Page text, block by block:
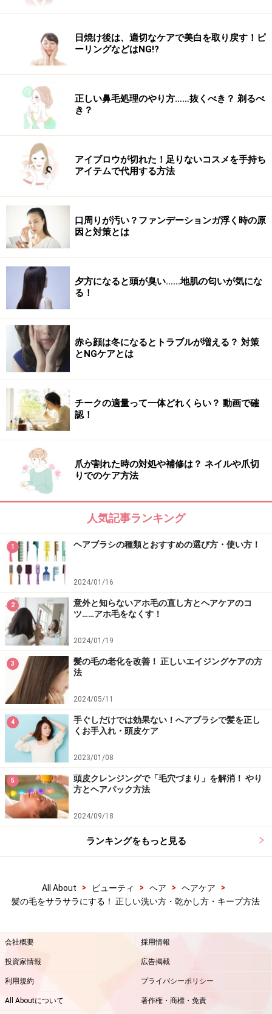
ですから、お風呂から上がったら自然乾燥でな
く、すぐにドライヤーで乾かして。最後に冷風
を当てることでキューティクルを引き締め、髪
の表面をなめらかに保ち、ダメージに対する備
出典： これって逆効果？ドライヤーの正しい使
い方Q&A [ヘアケア] All About
サラサラ美髪になる4つの方法1.シャンプー
前のブラッシングやり方
1.シャンプー前のブラッシングやり方
出典：
手ぐしだけでは効果ない！へアブラシで髪を正しくお手
入れ・頭皮ケア [ヘアケア] All About
シャンプー前に乾いた髪を1分間ブラッシング。髪のか
らまりやほこりを落としておくことで、頭皮の汚れを浮
り、頭皮や髪への負担も減ります。
2. 髪の毛の洗い方・シャンプーの仕方
出典：
間違いだらけのシャンプー方法 [ヘアケア] All About
まずは、38度のぬるま湯で、１～2分かけてしっかりと
頭皮と髪を濡らす予備洗いから。シャンプー剤を手に取
り、同量のぬるま湯を加えて少し薄めてから、頭皮に直
接つけます。力を入れずに、指の腹を使って頭皮の表面
を優しくなでるように洗いましょう。
次に、頭皮をつかんで揉みほぐすように洗います。この
時に頭皮と指は密着させて絶対に擦らないように。地肌
をつかんで動かし、毛穴の汚れを絞り出すように洗うの
がポイントです。最後に丁寧にすすぎます。ほとんどの
方はすすぎが不十分。すすぎが十分でないと、シャンプ
ー剤や汚れが残ってしまうので、念入りにすすぎましょ
う。
正しいシャンプー方法を身に着けるコツは、「頭皮の汚
れを意識して洗う」「皮膚である頭皮を強く擦らない」
こと。この2つを意識して行ってみてください。
日焼け後は、適切なケアで美白を取り戻す！ピ
ーリングなどはNG!?
正しい鼻毛処理のやり方……抜くべき？ 剃るべ
き？
アイブロウが切れた！足りないコスメを手持ち
アイテムで代用する方法
口周りが汚い？ファンデーションガ浮く時の原
因と対策とは
夕方になると頭が臭い……地肌の匂いが気にな
る！
赤ら顔は冬になるとトラブルが増える？ 対策
とNGケアとは
チークの適量って一体どれくらい？ 動画で確
認！
爪が割れた時の対処や補修は？ ネイルや爪切
りでのケア方法
人気記事ランキング
1 ヘアブラシの種類とおすすめの選び方・使い方！
2024/01/16
2
意外と知らないアホ毛の直し方とヘアケアのコ
ツ……アホ毛をなくす！
2024/01/19
3
髪の毛の老化を改善！ 正しいエイジングケアの方
法
2024/05/11
4
手ぐしだけでは効果ない！へアブラシで髪を正し
くお手入れ・頭皮ケア
2023/01/08
5
頭皮クレンジングで「毛穴づまり」を解消！ やり
方とヘアパック方法
2024/09/18
ランキングをもっと見る
All About > ビューティ > ヘア > ヘアケア
>
髪の毛をサラサラにする！ 正しい洗い方・乾かし方・キープ方法
会社概要 採用情報
投資家情報 広告掲載
利用規約 プライバシーポリシー
All Aboutについて 著作権・商標・免責